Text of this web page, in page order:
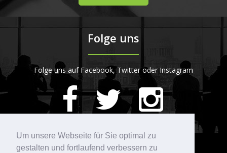
Um unsere Webseite für Sie optimal zu
gestalten und fortlaufend verbessern zu
Folge uns
Folge uns auf Facebook, Twitter oder Instagram
420Bewertungen auf ProvenExpert.com